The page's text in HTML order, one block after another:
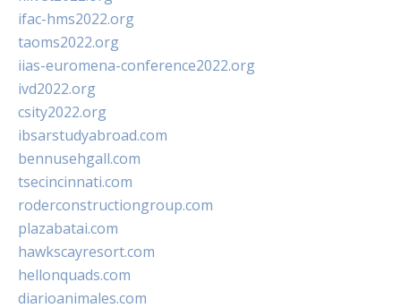
ifac-hms2022.org
taoms2022.org
iias-euromena-conference2022.org
ivd2022.org
csity2022.org
ibsarstudyabroad.com
bennusehgall.com
tsecincinnati.com
roderconstructiongroup.com
plazabatai.com
hawkscayresort.com
hellonquads.com
diarioanimales.com